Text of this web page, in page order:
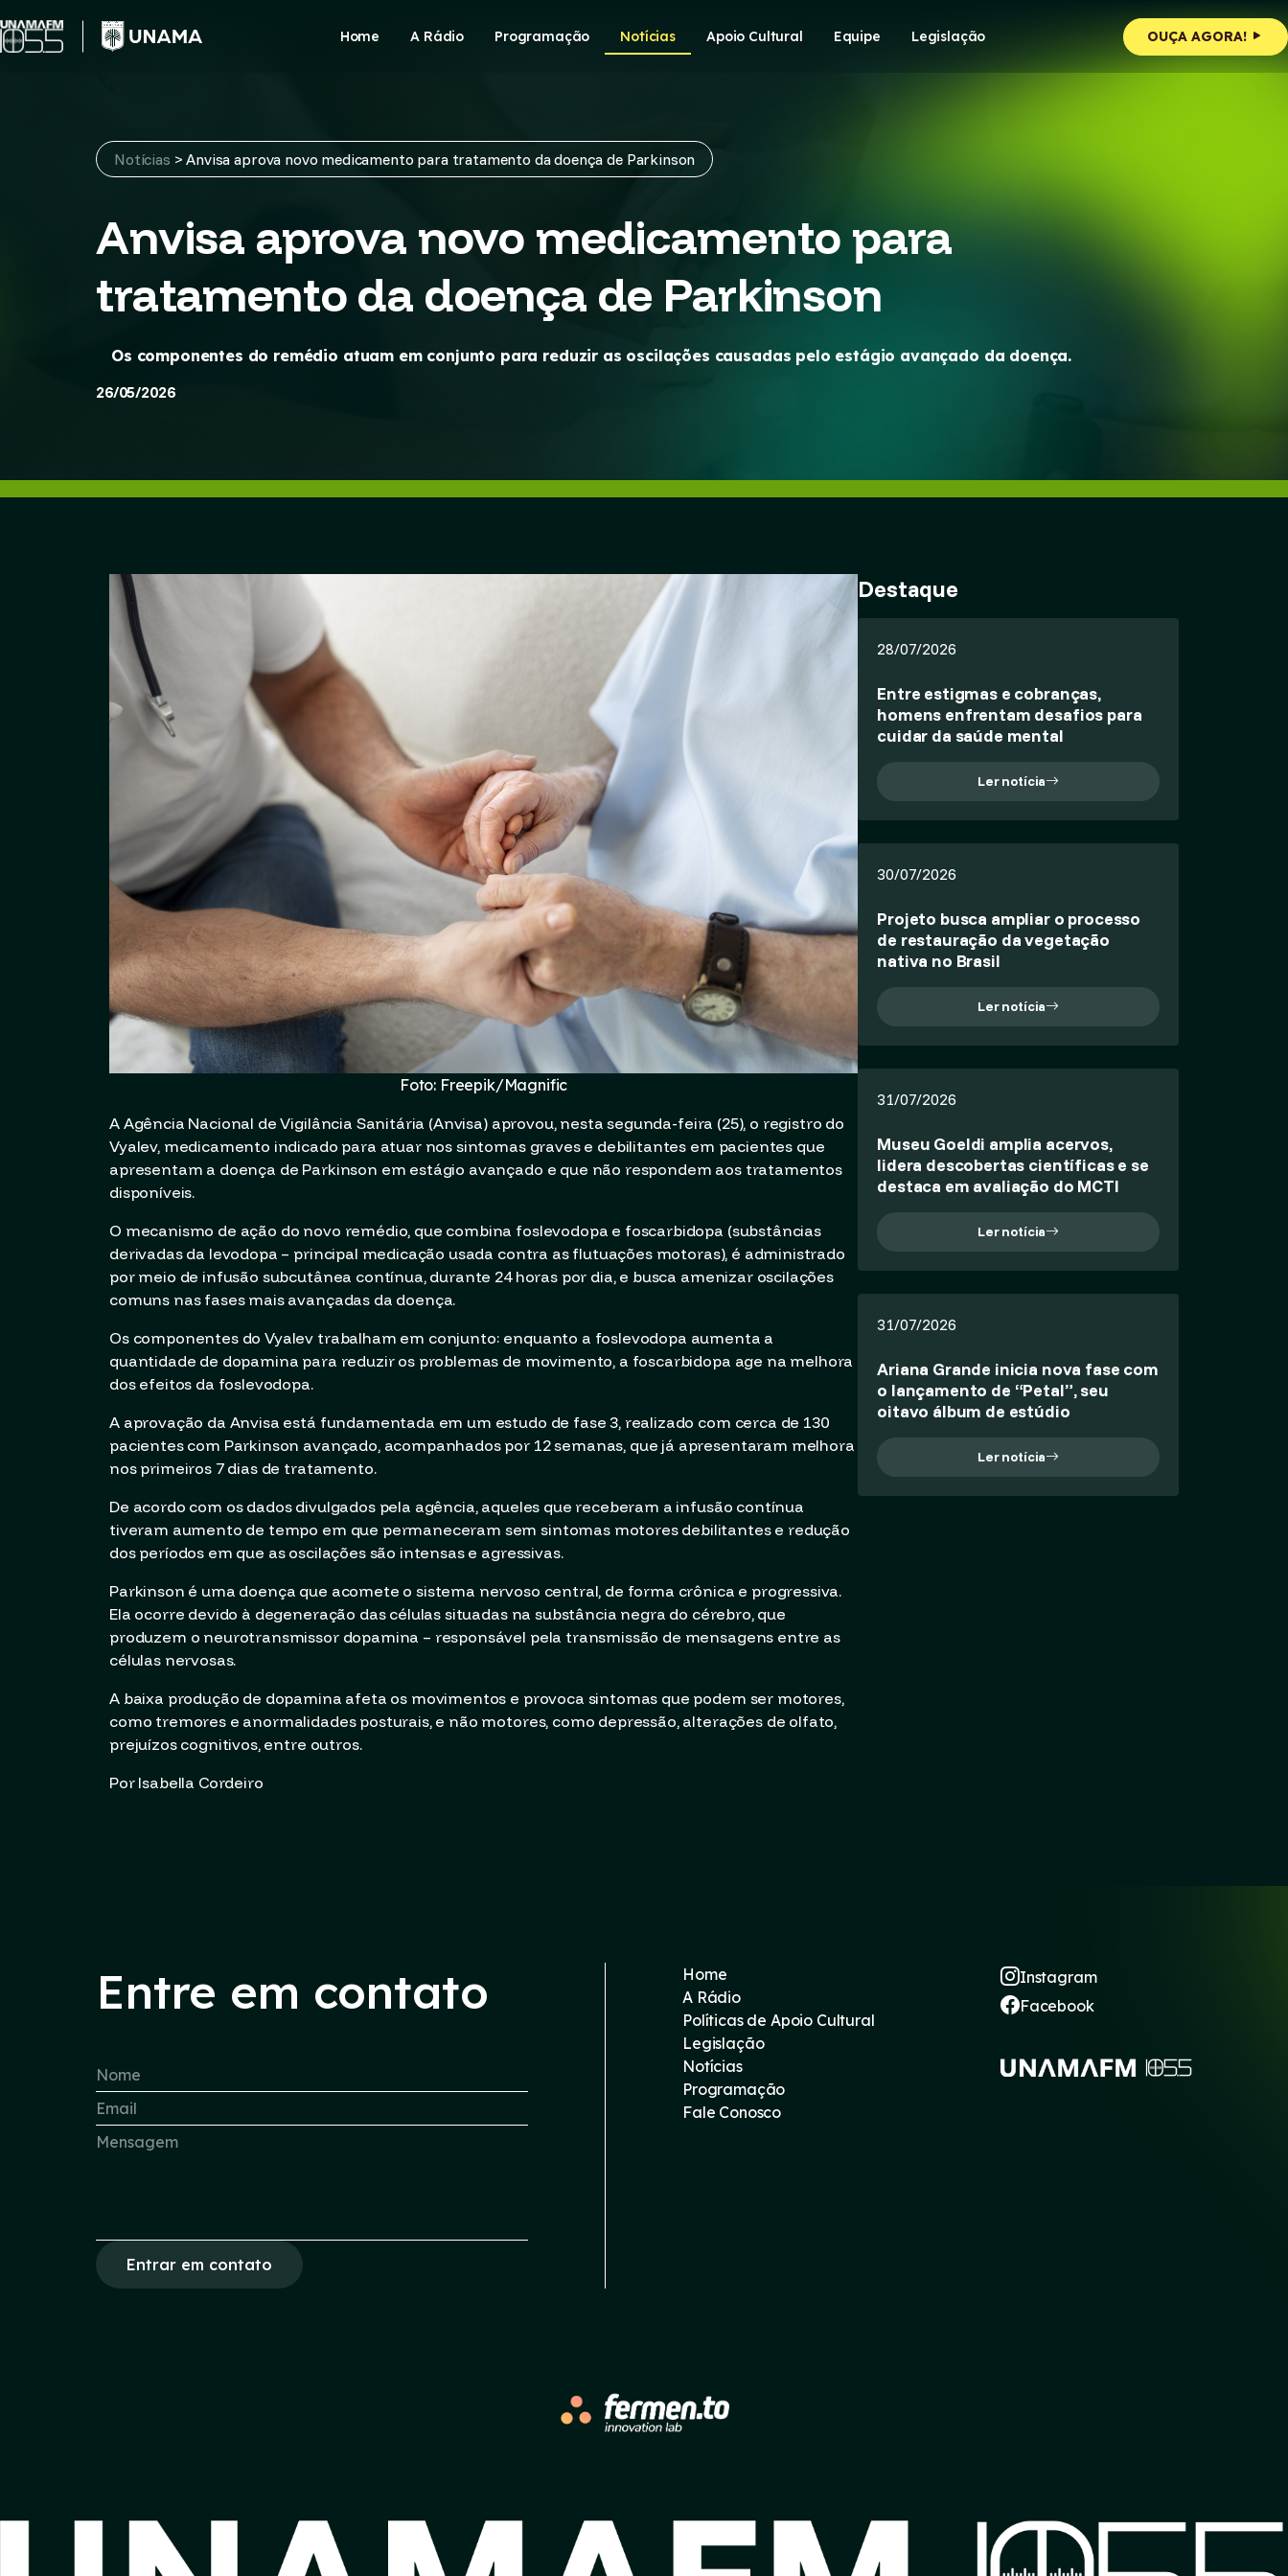
to
content
Home A Rádio Programação Notícias Apoio Cultural Equipe Legislação OUÇA AGORA!
Notícias >Anvisa aprova novo medicamento para tratamento da doença de Parkinson
Anvisa aprova novo medicamento para
tratamento da doença de Parkinson
Os componentes do remédio atuam em conjunto para reduzir as oscilações causadas pelo estágio avançado da doença.
26/05/2026
Foto: Freepik/Magnific
A Agência Nacional de Vigilância Sanitária (Anvisa) aprovou, nesta segunda-feira (25), o registro do
Vyalev, medicamento indicado para atuar nos sintomas graves e debilitantes em pacientes que
apresentam a doença de Parkinson em estágio avançado e que não respondem aos tratamentos
disponíveis.
O mecanismo de ação do novo remédio, que combina foslevodopa e foscarbidopa (substâncias
derivadas da levodopa – principal medicação usada contra as flutuações motoras), é administrado
por meio de infusão subcutânea contínua, durante 24 horas por dia, e busca amenizar oscilações
comuns nas fases mais avançadas da doença.
Os componentes do Vyalev trabalham em conjunto: enquanto a foslevodopa aumenta a
quantidade de dopamina para reduzir os problemas de movimento, a foscarbidopa age na melhora
dos efeitos da foslevodopa.
A aprovação da Anvisa está fundamentada em um estudo de fase 3, realizado com cerca de 130
pacientes com Parkinson avançado, acompanhados por 12 semanas, que já apresentaram melhora
nos primeiros 7 dias de tratamento.
De acordo com os dados divulgados pela agência, aqueles que receberam a infusão contínua
tiveram aumento de tempo em que permaneceram sem sintomas motores debilitantes e redução
dos períodos em que as oscilações são intensas e agressivas.
Parkinson é uma doença que acomete o sistema nervoso central, de forma crônica e progressiva.
Ela ocorre devido à degeneração das células situadas na substância negra do cérebro, que
produzem o neurotransmissor dopamina – responsável pela transmissão de mensagens entre as
células nervosas.
A baixa produção de dopamina afeta os movimentos e provoca sintomas que podem ser motores,
como tremores e anormalidades posturais, e não motores, como depressão, alterações de olfato,
prejuízos cognitivos, entre outros.
Por Isabella Cordeiro
Destaque
28/07/2026
Entre estigmas e cobranças,
homens enfrentam desafios para
cuidar da saúde mental
Ler notícia
30/07/2026
Projeto busca ampliar o processo
de restauração da vegetação
nativa no Brasil
Ler notícia
31/07/2026
Museu Goeldi amplia acervos,
lidera descobertas científicas e se
destaca em avaliação do MCTI
Ler notícia
31/07/2026
Ariana Grande inicia nova fase com
o lançamento de “Petal”, seu
oitavo álbum de estúdio
Ler notícia
Entre em contato
Entrar em contato
Home
A Rádio
Políticas de Apoio Cultural
Legislação
Notícias
Programação
Fale Conosco
Instagram
Facebook